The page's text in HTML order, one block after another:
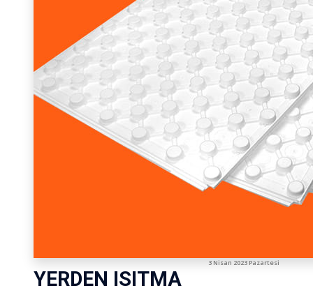
3 Nisan 2023 Pazartesi
YERDEN ISITMA